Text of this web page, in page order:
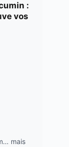
:
vos
mais